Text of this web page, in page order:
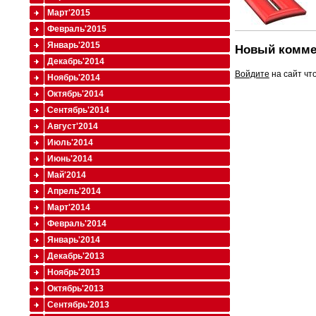
Новый
Войдите на сайт
Март'2015
Февраль'2015
Январь'2015
Декабрь'2014
Ноябрь'2014
Октябрь'2014
Сентябрь'2014
Август'2014
Июль'2014
Июнь'2014
Май'2014
Апрель'2014
Март'2014
Февраль'2014
Январь'2014
Декабрь'2013
Ноябрь'2013
Октябрь'2013
Сентябрь'2013